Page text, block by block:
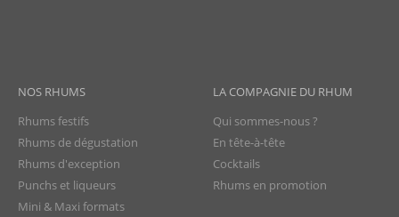
NOS RHUMS
Rhums festifs
Rhums de dégustation
Rhums d'exception
Punchs et liqueurs
Mini & Maxi formats
LA COMPAGNIE DU RHUM
Qui sommes-nous ?
En tête-à-tête
Cocktails
Rhums en promotion